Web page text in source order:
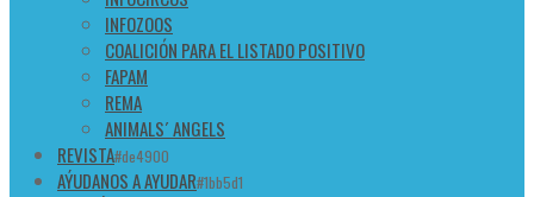
INFOZOOS
COALICIÓN PARA EL LISTADO POSITIVO
FAPAM
REMA
ANIMALS´ ANGELS
REVISTA#de4900
AÝUDANOS A AYUDAR#1bb5d1